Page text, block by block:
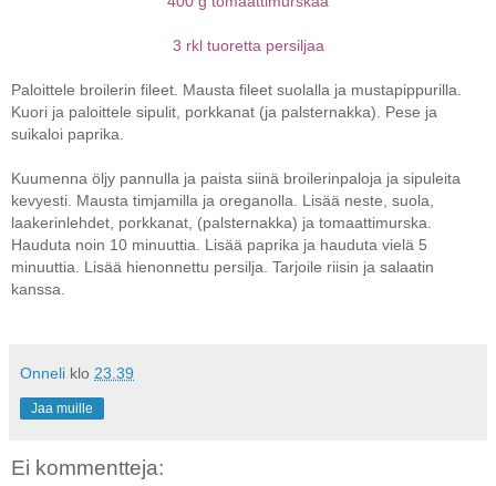
3 rkl tuoretta persiljaa
Paloittele broilerin fileet. Mausta fileet suolalla ja mustapippurilla.
Kuori ja paloittele sipulit, porkkanat (ja palsternakka). Pese ja
suikaloi paprika.
Kuumenna öljy pannulla ja paista siinä broilerinpaloja ja sipuleita
kevyesti. Mausta timjamilla ja oreganolla. Lisää neste, suola,
laakerinlehdet, porkkanat, (palsternakka) ja tomaattimurska.
Hauduta noin 10 minuuttia. Lisää paprika ja hauduta vielä 5
minuuttia. Lisää hienonnettu persilja. Tarjoile riisin ja salaatin
kanssa.
Onneli klo 23.39
Jaa muille
Ei kommentteja: